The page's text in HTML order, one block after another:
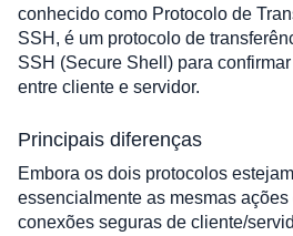
conhecido como Protocolo de
SSH, é um protocolo de
SSH (Secure Shell) para
entre cliente e servidor.
Principais diferenças
Embora os dois protocolos
essencialmente as mesmas
conexões seguras de cliente/